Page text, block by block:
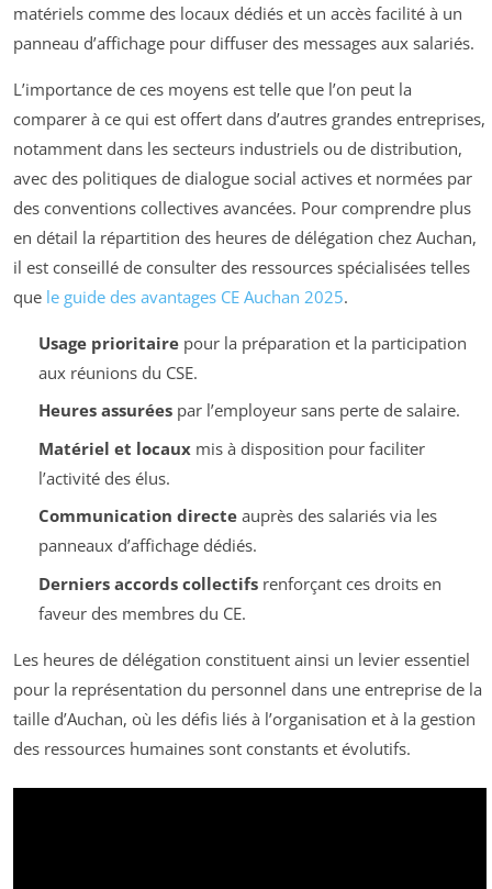
matériels comme des locaux dédiés et un accès facilité à un
panneau d’affichage pour diffuser des messages aux salariés.
L’importance de ces moyens est telle que l’on peut la
comparer à ce qui est offert dans d’autres grandes entreprises,
notamment dans les secteurs industriels ou de distribution,
avec des politiques de dialogue social actives et normées par
des conventions collectives avancées. Pour comprendre plus
en détail la répartition des heures de délégation chez Auchan,
il est conseillé de consulter des ressources spécialisées telles
que le guide des avantages CE Auchan 2025.
Usage prioritairepour la préparation et la participation
aux réunions du CSE.
Heures assuréespar l’employeur sans perte de salaire.
Matériel et locauxmis à disposition pour faciliter
l’activité des élus.
Communication directeauprès des salariés via les
panneaux d’affichage dédiés.
Derniers accords collectifsrenforçant ces droits en
faveur des membres du CE.
Les heures de délégation constituent ainsi un levier essentiel
pour la représentation du personnel dans une entreprise de la
taille d’Auchan, où les défis liés à l’organisation et à la gestion
des ressources humaines sont constants et évolutifs.